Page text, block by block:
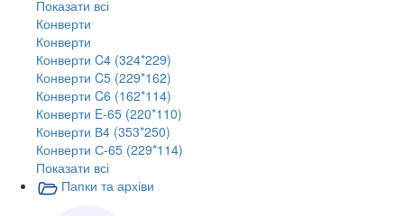
Показати всі
Конверти
Конверти
Конверти C4 (324*229)
Конверти C5 (229*162)
Конверти C6 (162*114)
Конверти E-65 (220*110)
Конверти В4 (353*250)
Конверти С-65 (229*114)
Показати всі
Папки та архіви